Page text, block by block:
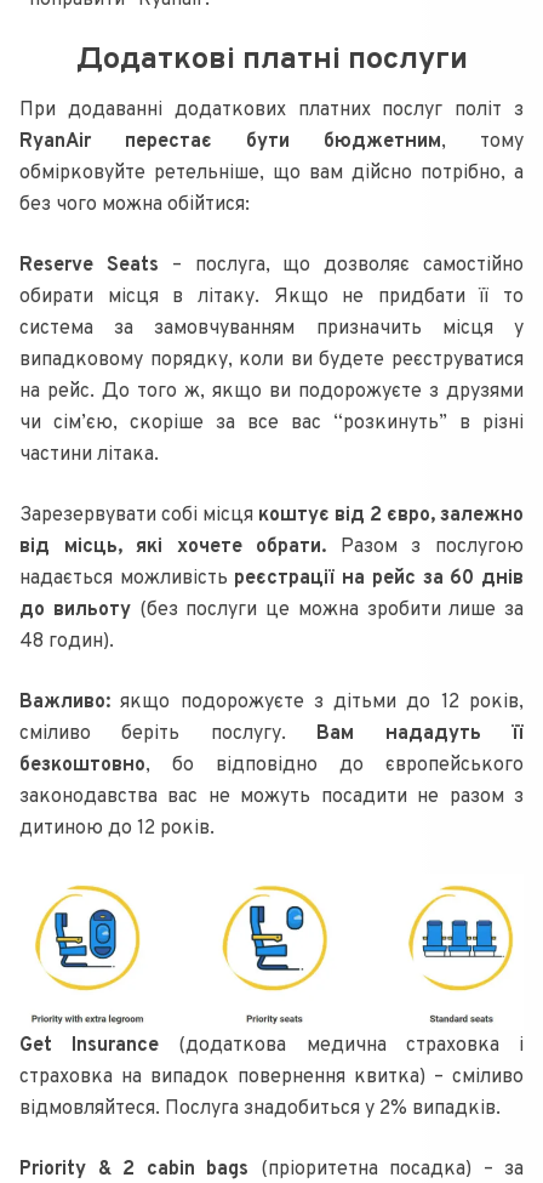
Додаткові платні послуги
При додаванні додаткових платних послуг політ з
RyanAir перестає бути бюджетним, тому
обмірковуйте ретельніше, що вам дійсно потрібно, а
без чого можна обійтися:
Reserve Seats – послуга, що дозволяє самостійно
обирати місця в літаку. Якщо не придбати її то
система за замовчуванням призначить місця у
випадковому порядку, коли ви будете реєструватися
на рейс. До того ж, якщо ви подорожуєте з друзями
чи сім’єю, скоріше за все вас “розкинуть” в різні
частини літака.
Зарезервувати собі місця коштує від 2 євро, залежно
від місць, які хочете обрати. Разом з послугою
надається можливість реєстрації на рейс за 60 днів
до вильоту(без послуги це можна зробити лише за
48 годин).
Важливо: якщо подорожуєте з дітьми до 12 років,
сміливо беріть послугу. Вам нададуть її
безкоштовно, бо відповідно до європейського
законодавства вас не можуть посадити не разом з
дитиною до 12 років.
Get Insurance (додаткова медична страховка і
страховка на випадок повернення квитка) – сміливо
відмовляйтеся. Послуга знадобиться у 2% випадків.
Priority & 2 cabin bags (пріоритетна посадка) – за